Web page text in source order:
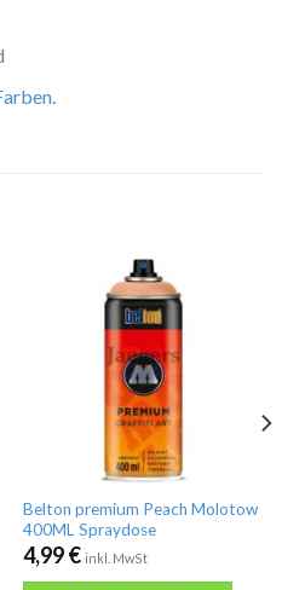
.
Belton premium Peach Molotow
400ML Spraydose
4,99€ inkl. MwSt